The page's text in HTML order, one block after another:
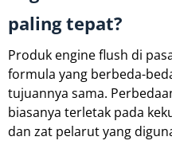
paling tepat?
Produk engine flush di
formula yang berbeda-
tujuannya sama.
biasanya terletak pada
dan zat pelarut yang